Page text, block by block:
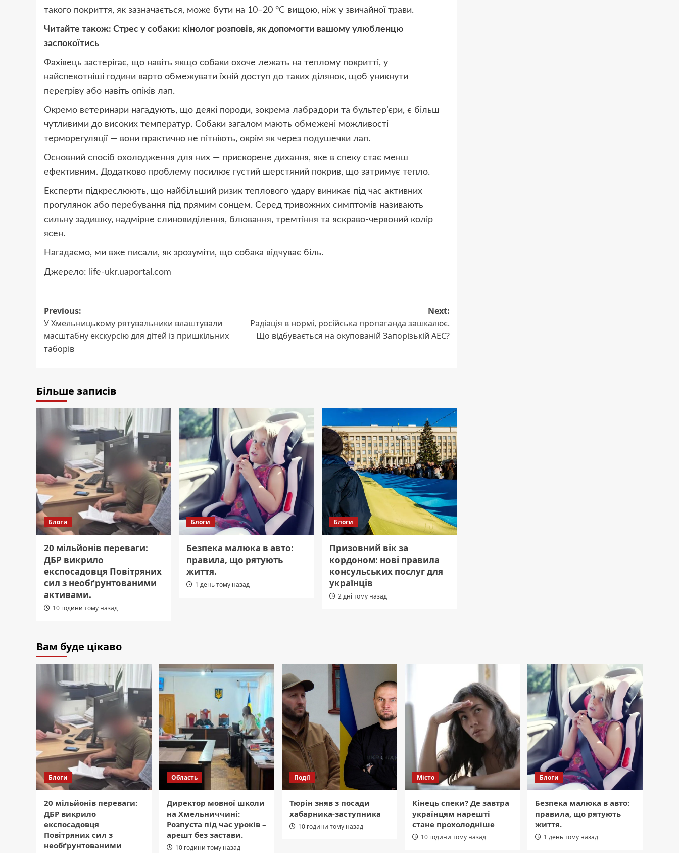
такого покриття, як зазначається, може бути на 10–20 °C вищою, ніж у звичайної трави.
Читайте також: Стрес у собаки: кінолог розповів, як допомогти вашому улюбленцю
заспокоїтись
Фахівець застерігає, що навіть якщо собаки охоче лежать на теплому покритті, у
найспекотніші години варто обмежувати їхній доступ до таких ділянок, щоб уникнути
перегріву або навіть опіків лап.
Окремо ветеринари нагадують, що деякі породи, зокрема лабрадори та бультер’єри, є більш
чутливими до високих температур. Собаки загалом мають обмежені можливості
терморегуляції — вони практично не пітніють, окрім як через подушечки лап.
Основний спосіб охолодження для них — прискорене дихання, яке в спеку стає менш
ефективним. Додатково проблему посилює густий шерстяний покрив, що затримує тепло.
Експерти підкреслюють, що найбільший ризик теплового удару виникає під час активних
прогулянок або перебування під прямим сонцем. Серед тривожних симптомів називають
сильну задишку, надмірне слиновиділення, блювання, тремтіння та яскраво-червоний колір
ясен.
Нагадаємо, ми вже писали, як зрозуміти, що собака відчуває біль.
Джерело: life-ukr.uaportal.com
Post
navigation
Previous:
У Хмельницькому рятувальники влаштували
масштабну екскурсію для дітей із пришкільних
таборів
Next:
Радіація в нормі, російська пропаганда зашкалює.
Що відбувається на окупованій Запорізькій АЕС?
Більше записів
Блоги
20 мільйонів переваги:
ДБР викрило
експосадовця Повітряних
сил з необґрунтованими
активами.
10 години тому назад
Блоги
Безпека малюка в авто:
правила, що рятують
життя.
1 день тому назад
Блоги
Призовний вік за
кордоном: нові правила
консульських послуг для
українців
2 дні тому назад
Вам буде цікаво
Блоги
20 мільйонів переваги:
ДБР викрило
експосадовця
Повітряних сил з
необґрунтованими
Область
Директор мовної школи
на Хмельниччині:
Розпуста під час уроків –
арешт без застави.
10 години тому назад
Події
Тюрін зняв з посади
хабарника-заступника
10 години тому назад
Місто
Кінець спеки? Де завтра
українцям нарешті
стане прохолодніше
10 години тому назад
Блоги
Безпека малюка в авто:
правила, що рятують
життя.
1 день тому назад